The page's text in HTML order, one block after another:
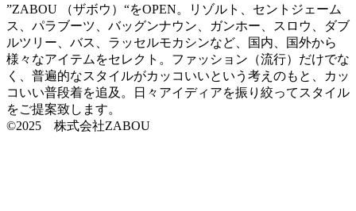
”ZABOU （ザボウ）“をOPEN。リゾルト、セントジェーム
ス、パラブーツ、バッグンナウン、ガンホー、スロウ、ダブ
ルツリー、バス、ラッセルモカシンなど、国内、国外から
様々なアイテムをセレクト。ファッション（流行）だけでな
く、普遍的なスタイルがカッコいいという考えのもと、カッ
コいい普段着を追及。日々アイディアを振り絞ってスタイル
をご提案致します。
©2025 株式会社ZABOU